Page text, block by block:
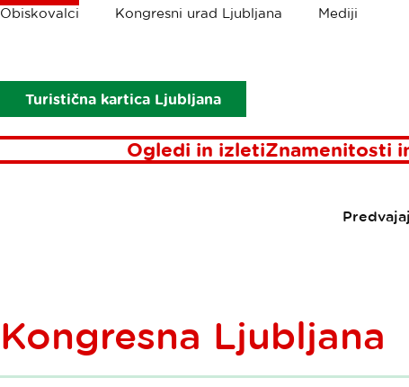
Obiskovalci Kongresni urad Ljubljana Mediji
Turistična kartica Ljubljana
Ogledi in izletiZnamenitosti
Drobtinice
Kongresna Ljubljana